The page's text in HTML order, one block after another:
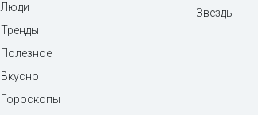
Люди
Тренды
Полезное
Вкусно
Гороскопы
Звезды